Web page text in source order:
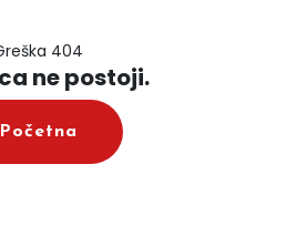
404
ne postoji.
Početna